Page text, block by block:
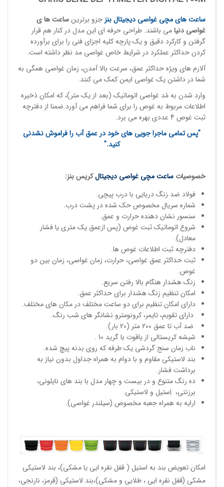
ساعت های مچی غواصی دیجیتال بنز جزو برترینساعت ها ی
غواصی دنیامی باشند. طراحی حرفه ای این مدل در کنار هم قرار
گرفتن و کارکرد دقیق و یک پارچه کلیه اجزای فنی را برای برآورده
کردن حداکثر عملکرد در شرایط خاص غواصی مد نظر داشته است.
آلارم های ویژه حداکثر عمق، سرعت بالا آمدن، زمان غواصی همگی به
شما در داشتن یک غواصی ایمن کمک می کنند.
وارد شدن به مُد غواصی اتوماتیک (بعد از یک متر)، که امکان ذخیره
اطلاعات مربوط به غوص را برای شما فراهم می آورد.ضمنا از دفترچه
ثبت غوص 4 عددی بهره می برد.
"پس تمامی ماجرا جویی های خود در عمق آب را فراموش نشدنی
کنید."
خصوصیات ساعت مچی غواصی دیجیتالکریس بنز:
فولاد ضد زنگ دریایی با درب پیچی.
شماره سریال مخصوص حک شده در پشت درب.
سنسور نشان دهنده حرارت و عمق.
شروع اتوماتیک ثبت غوص (پس ازعمق یک متری یا فشار
معادل).
دفترچه ثبت اطلاعات غوص ها.
ثبت حداکثر عمق غواصی، حرارت، زمان غواصی، زمان بین دو
غوص.
زنگ هشدار هنگام بالا رفتن سریع.
امکان تنظیم زنگ هشدار برای حداکثر عمق.
دارای امکان تنظیم برای دو ساعت مختلف در مکان های مختلف.
دارای تقویم، تایمر، کرونومترو نشانگر های شب رنگ.
ضد آب تا عمق 200 متر (20 بار).
شیشه کریستالی از یاقوت با گرید 10 .
ناب زمان سنج گردشی یک طرفه که روی بدنه پیچ شده.
بند لاستیکی مقاوم و با دوام به همراه جداول بدون نیاز به
برداشت فشار.
ده رنگ متنوع و در بیست و چهار مدل با بند های نایلونی،
برزنتی، اِستیل و لاستیکی.
ارایه به همراه جعبه مخصوص (سیلندر غواصی).
امکان تعویض بند به استیل ( قفل نقره ایی یا مشکی)، بند لاستیکی
مشکی (قفل نقره ایی ، طلایی و مشکی)،بند لاستیکی (قرمز، نارنجی،